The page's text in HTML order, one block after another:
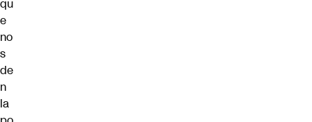
qu
e
no
s
de
n
la